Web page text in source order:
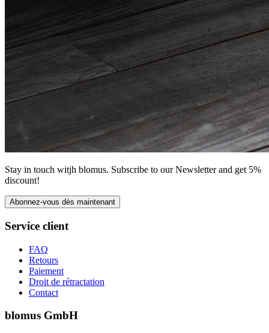
Stay in touch witjh blomus. Subscribe to our Newsletter and get 5%
discount!
Abonnez-vous dès maintenant
Service client
FAQ
Retours
Paiement
Droit de rétractation
Contact
blomus GmbH